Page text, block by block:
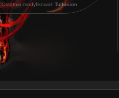
Ostatnio modyfikował:Tullusion